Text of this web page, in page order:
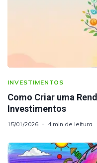
INVESTIMENTOS
Como Criar uma
Investimentos
15/01/2026 4 min de leitura